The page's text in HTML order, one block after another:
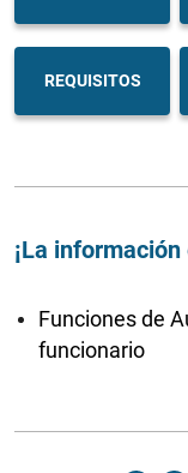
REQUISITOS
¡La
Funciones de
funcionario